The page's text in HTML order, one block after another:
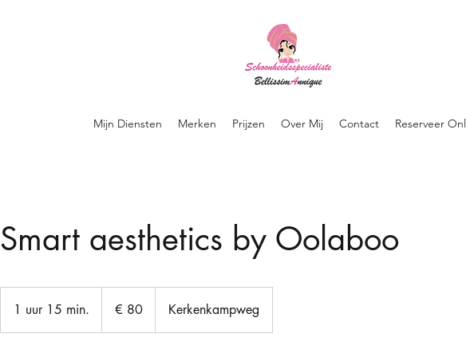
Mijn Diensten Merken Prijzen Over Mij Contact Reserveer
Smart aesthetics by Oolaboo
1 uur 15 min.
u
€ 80 Kerkenkampweg